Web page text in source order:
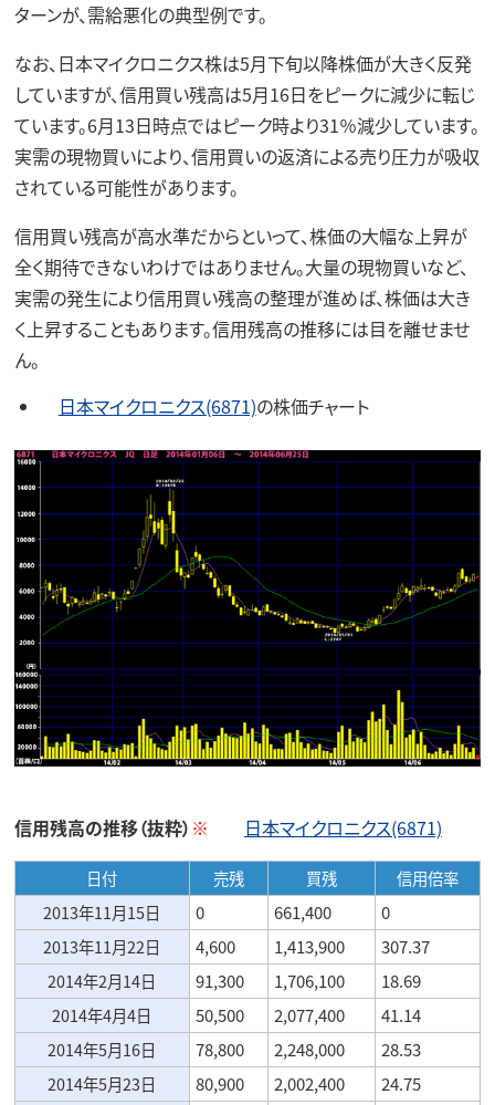
ターンが、需給悪化の典型例です。
なお、日本マイクロニクス株は5月下旬以降株価が大きく反発
していますが、信用買い残高は5月16日をピークに減少に転じ
ています。6月13日時点ではピーク時より31％減少しています。
実需の現物買いにより、信用買いの返済による売り圧力が吸収
されている可能性があります。
信用買い残高が高水準だからといって、株価の大幅な上昇が
全く期待できないわけではありません。大量の現物買いなど、
実需の発生により信用買い残高の整理が進めば、株価は大き
く上昇することもあります。信用残高の推移には目を離せませ
ん。
日本マイクロニクス(6871)の株価チャート
信用残高の推移（抜粋） ※ 日本マイクロニクス(6871)
日付 売残 買残
信用倍率
2013年11月15日
0 661,400
0
2013年11月22日
4,600 1,413,900
307.37
2014年2月14日
91,300 1,706,100
18.69
2014年4月4日
50,500 2,077,400
41.14
2014年5月16日
78,800 2,248,000
28.53
2014年5月23日
80,900 2,002,400
24.75